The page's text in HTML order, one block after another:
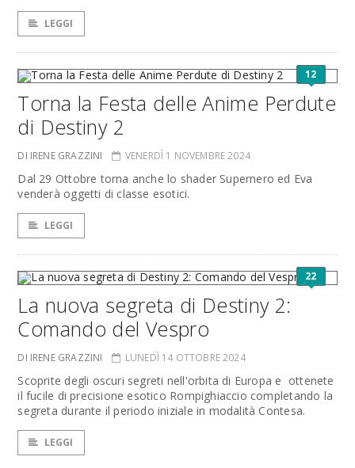
LEGGI
12
Torna la Festa delle Anime Perdute
di Destiny 2
DI IRENE GRAZZINI VENERDÌ 1 NOVEMBRE 2024
Dal 29 Ottobre torna anche lo shader Supernero ed Eva
venderà oggetti di classe esotici.
LEGGI
22
La nuova segreta di Destiny 2:
Comando del Vespro
DI IRENE GRAZZINI LUNEDÌ 14 OTTOBRE 2024
Scoprite degli oscuri segreti nell'orbita di Europa e ottenete
il fucile di precisione esotico Rompighiaccio completando la
segreta durante il periodo iniziale in modalità Contesa.
LEGGI